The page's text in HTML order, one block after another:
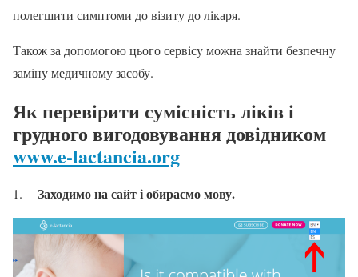
полегшити симптоми до візиту до лікаря.
Також за допомогою цього сервісу можна знайти безпечну
заміну медичному засобу.
Як перевірити сумісність ліків і
грудного вигодовуваннядовідником
www.e-lactancia.org
Заходимо на сайт і обираємо мову.